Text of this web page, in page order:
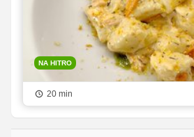
NA HITRO
20 min